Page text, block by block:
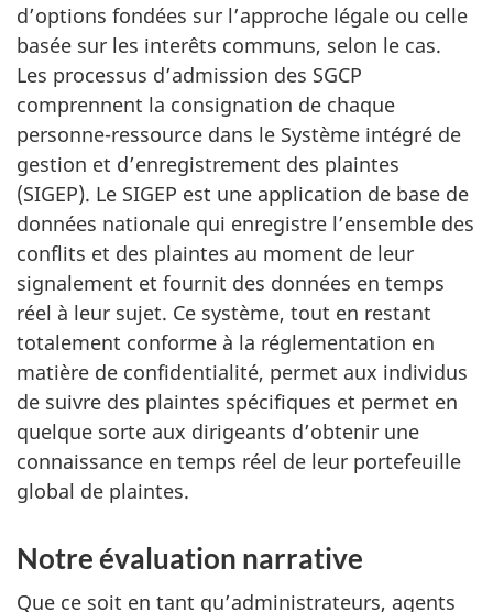
d’options fondées sur l’approche légale ou celle
basée sur les interêts communs, selon le cas.
Les processus d’admission des SGCP
comprennent la consignation de chaque
personne-ressource dans le Système intégré de
gestion et d’enregistrement des plaintes
(SIGEP). Le SIGEP est une application de base de
données nationale qui enregistre l’ensemble des
conflits et des plaintes au moment de leur
signalement et fournit des données en temps
réel à leur sujet. Ce système, tout en restant
totalement conforme à la réglementation en
matière de confidentialité, permet aux individus
de suivre des plaintes spécifiques et permet en
quelque sorte aux dirigeants d’obtenir une
connaissance en temps réel de leur portefeuille
global de plaintes.
Notre évaluation narrative
Que ce soit en tant qu’administrateurs, agents